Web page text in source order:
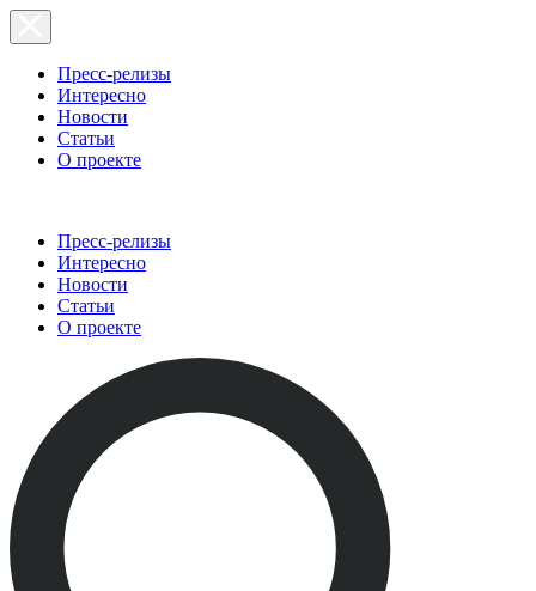
Пресс-релизы
Интересно
Новости
Статьи
О проекте
Пресс-релизы
Интересно
Новости
Статьи
О проекте